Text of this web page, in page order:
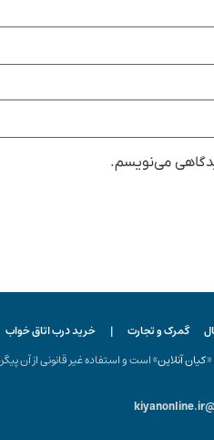
می‌نویسم.
گمرک و تجارت | خرید درب اتاق خواب
کیان آنلاین» است و استفاده غیر قانونی از آن